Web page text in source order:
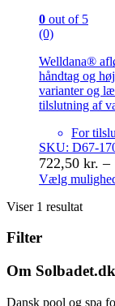
0 out of 5
(0)
Welldana®
håndtag og
varianter og
tilslutning af
For
SKU: D67-
722,50 kr. –
Vælg
vare
flere
Mulighederne
kan
vælges
Viser 1 resultat
Filter
Om Solbadet.dk
Dansk pool og spa